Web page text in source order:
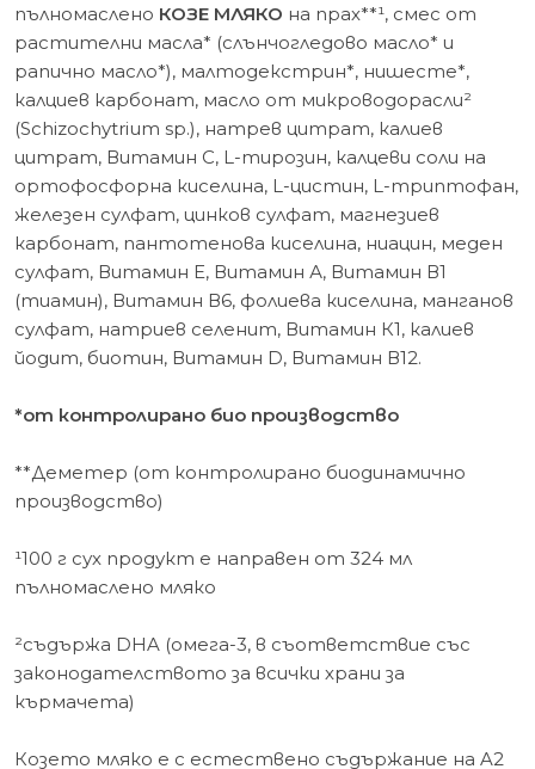
пълномаслено КОЗЕ МЛЯКО на прах**¹, смес от
растителни масла* (слънчогледово масло* и
рапично масло*), малтодекстрин*, нишесте*,
калциев карбонат, масло от микроводорасли²
(Schizochytrium sp.), натрев цитрат, калиев
цитрат, Витамин С, L-тирозин, калцеви соли на
ортофосфорна киселина, L-цистин, L-триптофан,
железен сулфат, цинков сулфат, магнезиев
карбонат, пантотенова киселина, ниацин, меден
сулфат, Витамин Е, Витамин А, Витамин В1
(тиамин), Витамин В6, фолиева киселина, манганов
сулфат, натриев селенит, Витамин К1, калиев
йодит, биотин, Витамин D, Витамин В12.
*от контролирано био производство
**Деметер (от контролирано биодинамично
производство)
¹100 г сух продукт e направен от 324 мл
пълномаслено мляко
²съдържа DHA (омега-3, в съответствие със
законодателството за всички храни за
кърмачета)
Козето мляко е с естествено съдържание на A2